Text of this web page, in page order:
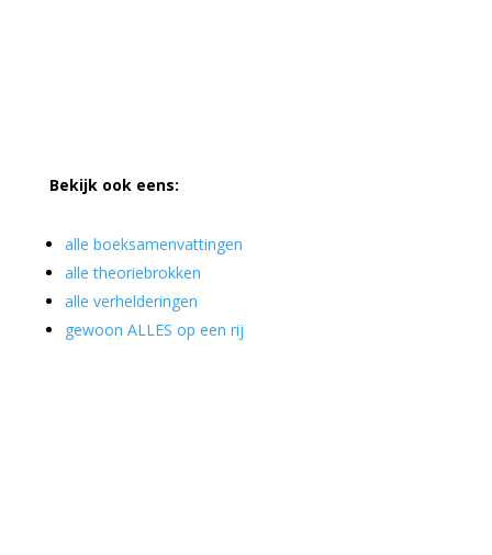
Bekijk ook eens:
alle boeksamenvattingen
alle theoriebrokken
alle verhelderingen
gewoon ALLES op een rij